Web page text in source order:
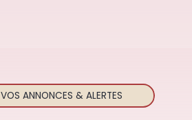
VOS ANNONCES & ALERTES